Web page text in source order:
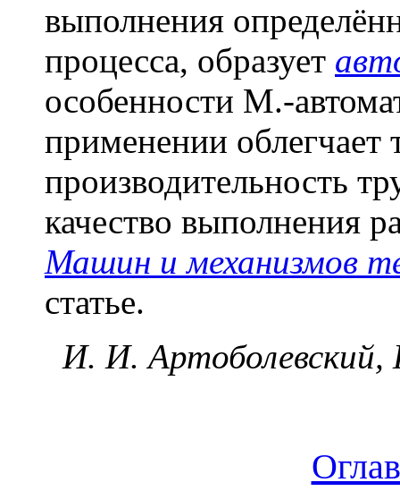
выполнения
процесса, образует
особенности М.-
применении облегчает
производительность
качество выполнения
Машин и механизмов
статье.
И. И.